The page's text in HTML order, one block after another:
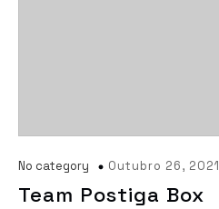
No category Outubro 26, 2021
Team Postiga Box